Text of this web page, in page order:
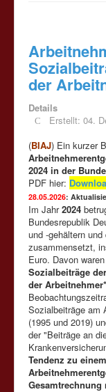
der
Details
Erstellt: 04.
(BIAJ) Ein kurzer
2024 in der
PDF hier:
28.05.2026:
Im Jahr2024
Bundesrepublik
und -gehältern
zusammensetzt,
Euro. Davon waren
Sozialbeiträge
der Arbeitnehmer*
Sozialbeiträge am
(1995 und 2019)
der "Beiträge an
Tendenz zu